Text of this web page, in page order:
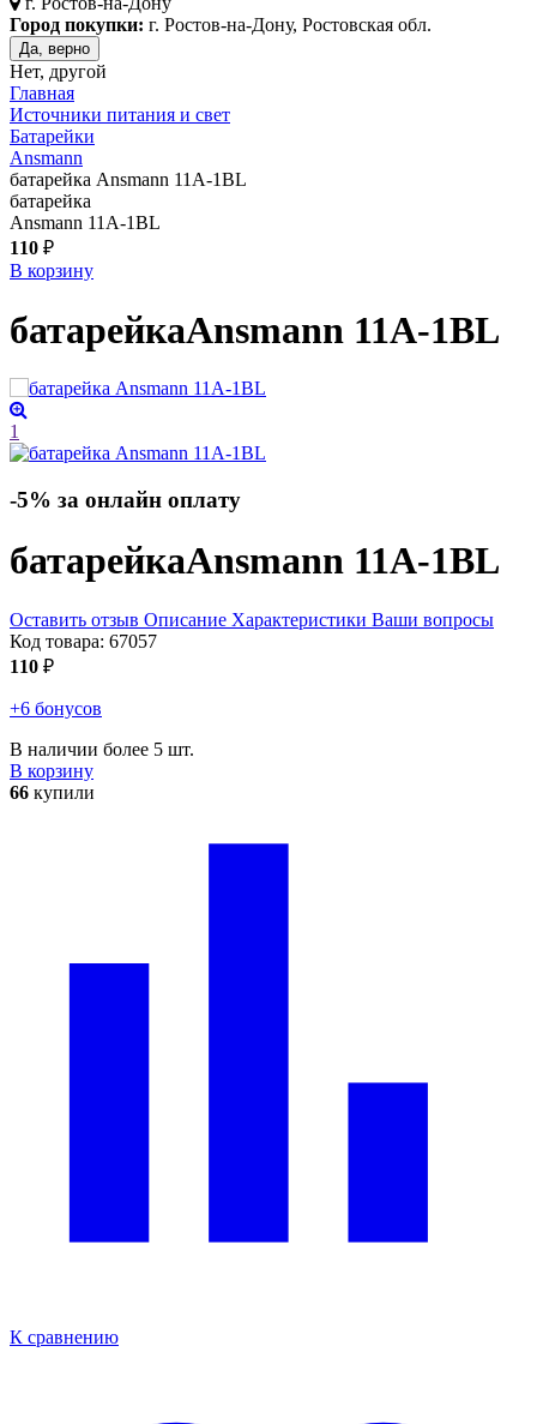
Город покупки: г. Ростов-на-Дону, Ростовская обл.
Да, верно
Нет, другой
Главная
Источники питания и свет
Батарейки
Ansmann
батарейка Ansmann 11A-1BL
батарейка
Ansmann 11A-1BL
110 ₽
В корзину
батарейкаAnsmann 11A-1BL
1
-5% за онлайн оплату
батарейкаAnsmann 11A-1BL
Оставить отзыв Описание Характеристики Ваши вопросы
Код товара: 67057
110 ₽
+6 бонусов
В наличии более 5 шт.
В корзину
66 купили
К сравнению